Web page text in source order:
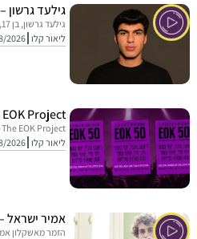
גילעד גרשון – Lady Hollywood
גילעד גרשון, בן 17, משיק את "Lady...
ליאור קלו 03/08/2026
The EOK Project חוזר לבמה עם מופע חגיגי
The EOK Project מציין חמש שנים במופע...
ליאור קלו 03/08/2026
אמיר ישראל –
הזמר מאשקלון אמיר